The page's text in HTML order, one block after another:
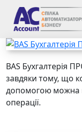
Перейти
до
вмісту
BAS Бухгалтерія
завдяки тому, що
допомогою можна
операції.